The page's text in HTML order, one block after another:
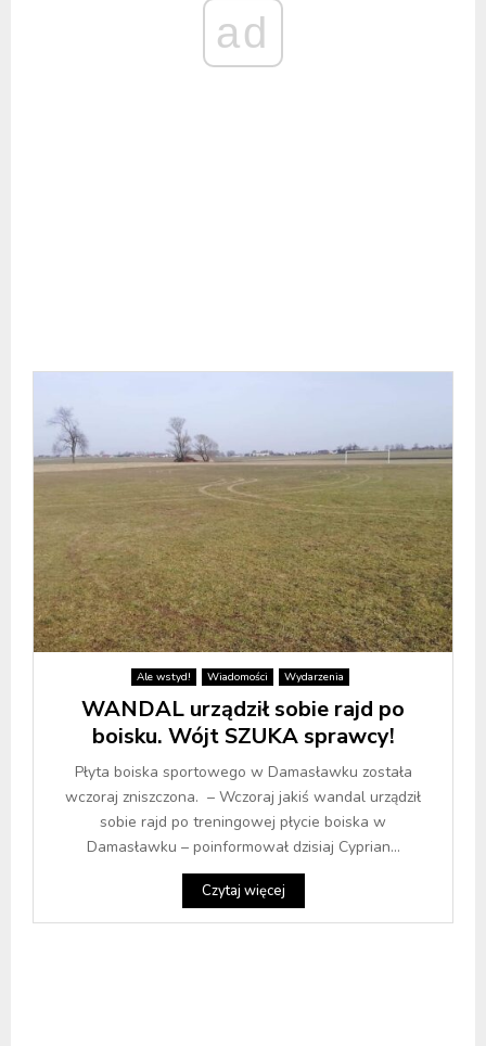
ad
Ale wstyd! Wiadomości Wydarzenia
WANDAL urządził sobie rajd po
boisku. Wójt SZUKA sprawcy!
Płyta boiska sportowego w Damasławku została
wczoraj zniszczona. – Wczoraj jakiś wandal urządził
sobie rajd po treningowej płycie boiska w
Damasławku – poinformował dzisiaj Cyprian...
Czytaj więcej